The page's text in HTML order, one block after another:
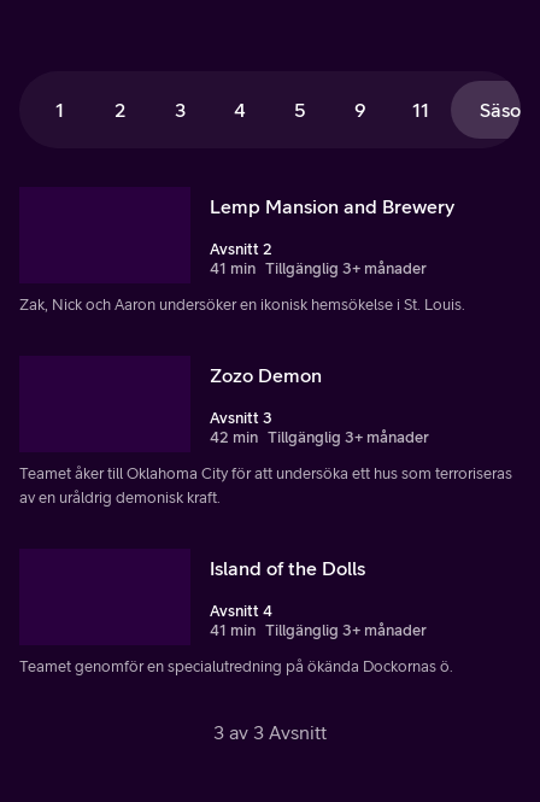
1 2 3 4 5 9 11
Lemp Mansion and Brewery
Avsnitt 2
41 min Tillgänglig 3+ månader
Zak, Nick och Aaron undersöker en ikonisk hemsökelse i St. Louis.
Zozo Demon
Avsnitt 3
42 min Tillgänglig 3+ månader
Teamet åker till Oklahoma City för att undersöka ett hus som terroriseras
av en uråldrig demonisk kraft.
Island of the Dolls
Avsnitt 4
41 min Tillgänglig 3+ månader
Teamet genomför en specialutredning på ökända Dockornas ö.
3 av 3 Avsnitt